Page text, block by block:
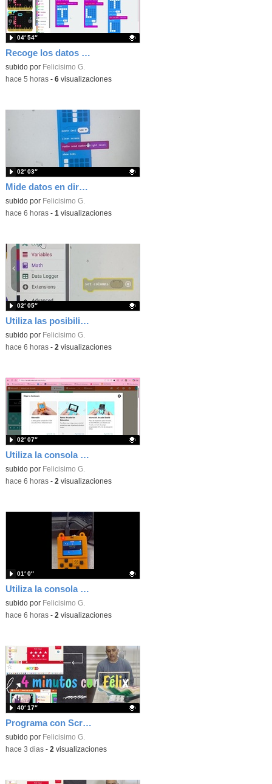
Recoge los datos en una gráfica programando tu placa microbit con MakeCode y conoce la Tª y nivel de luz en este eclipse
Contenido educativo.
subido por Felicisimo G.
04′ 54″
-hace 5 horas- 6visualizaciones
Mide datos en directo usando tu placa microbit y programando con MakeCode dos placas conectadas por radio
Contenido educativo.
subido por Felicisimo G.
02′ 03″
-hace 6 horas- 1 visualizaciones
Utiliza las posibilidades de tu microbit programando com MakeCode para medir temperatura y nivel de luz con Datalogger
Contenido educativo.
subido por Felicisimo G.
02′ 05″
-hace 6 horas- 2 visualizaciones
Utiliza la consola Mewbit de Kittenbot para llevar tus juegos arcade de MakeCode a tu mano
Contenido educativo.
subido por Felicisimo G.
02′ 07″
-hace 6 horas- 2 visualizaciones
Utiliza la consola Meowbit de KIttenbot para jugar con tus programas MakeCode Arcade
Contenido educativo.
subido por Felicisimo G.
01′ 0″
-hace 6 horas- 2 visualizaciones
Programa con Scratch, 8 diferentes juegos para vivir la emoción de los partidos de España en el mundial 2026
Contenido educativo.
subido por Felicisimo G.
40′ 17″
-hace 3 dias- 2 visualizaciones